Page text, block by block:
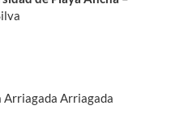
Arriagada